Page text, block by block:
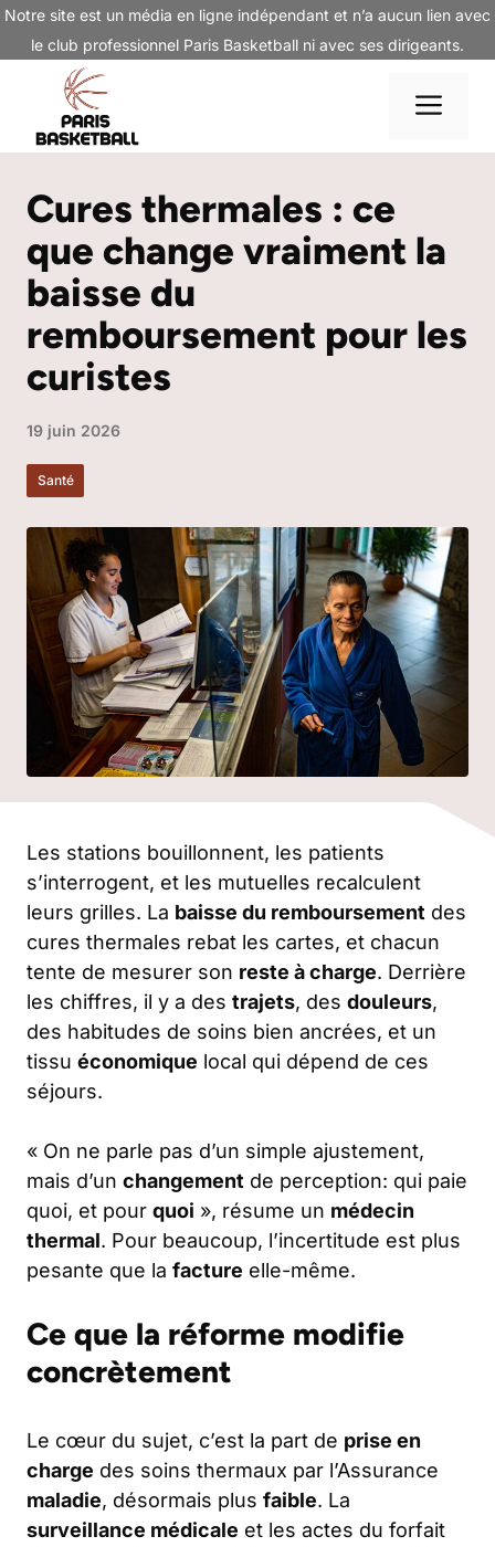
Aller
contenu
Notre site est un média en ligne indépendant et n’a aucun lien avec
le club professionnel Paris Basketball ni avec ses dirigeants.
Cures thermales : ce
que change vraiment la
baisse du
remboursement pour les
curistes
19 juin 2026
Santé
Les stations bouillonnent, les patients
s’interrogent, et les mutuelles recalculent
leurs grilles. La baisse du remboursement des
cures thermales rebat les cartes, et chacun
tente de mesurer son reste à charge. Derrière
les chiffres, il y a des trajets, des douleurs,
des habitudes de soins bien ancrées, et un
tissu économique local qui dépend de ces
séjours.
« On ne parle pas d’un simple ajustement,
mais d’un changement de perception: qui paie
quoi, et pour quoi », résume un médecin
thermal. Pour beaucoup, l’incertitude est plus
pesante que la facture elle-même.
Ce que la réforme modifie
concrètement
Le cœur du sujet, c’est la part de prise en
charge des soins thermaux par l’Assurance
maladie, désormais plus faible. La
surveillance médicale et les actes du forfait